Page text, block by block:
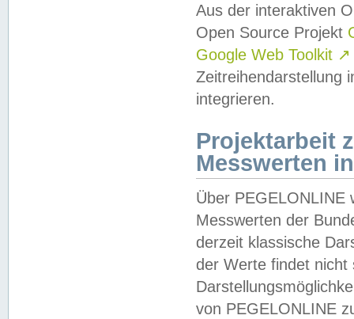
Aus der interaktiven
Open Source Projekt
Google Web Toolkit ↗
Zeitreihendarstellung
integrieren.
Projektarbeit
Messwerten
Über PEGELONLINE
Messwerten der
derzeit klassische
der Werte findet
von PEGELONLINE